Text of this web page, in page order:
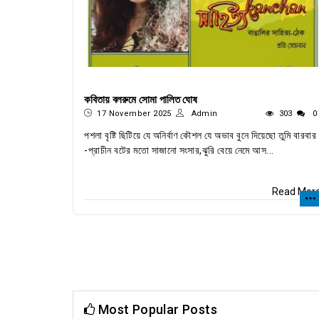
কবিতায় বলরুমে সোমা পালিত ঘোষ
17 November 2025 Admin 303 0
পশলা বৃষ্টি ছিটিয়ে যে অনির্বাণ কৌশল যে অভাব বুনে দিয়েছো তুমি বারবার
-প্রাচীন বটের মতো সাজানো সংসার,ঝুরি বেয়ে নেমে আস...
Read
Most Popular Posts